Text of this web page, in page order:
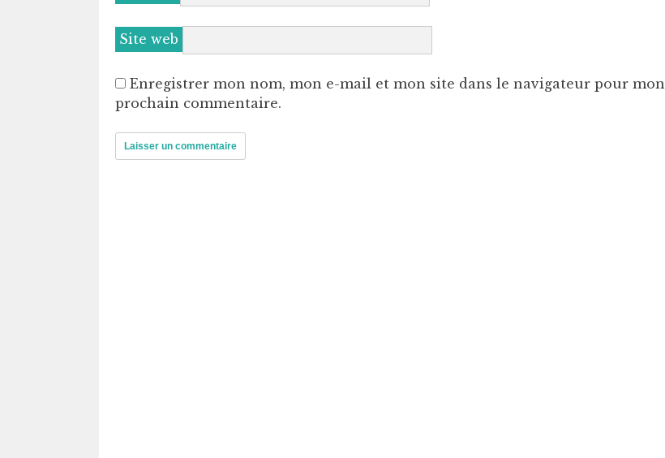
Site web
Enregistrer mon nom, mon e-mail et mon site dans le navigateur pour mon
prochain commentaire.